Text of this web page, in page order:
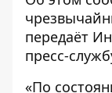
передаёт
пресс-
«По